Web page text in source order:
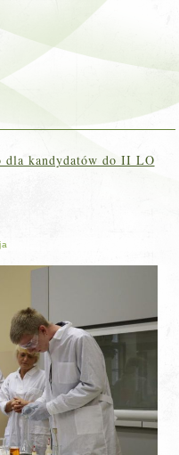
dla kandydatów do II LO